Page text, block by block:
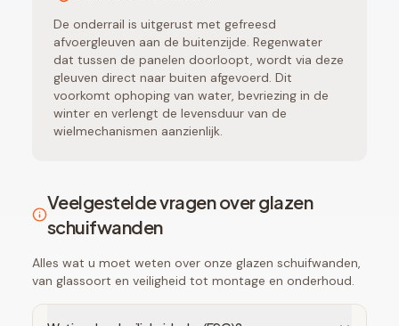
De onderrail is uitgerust met gefreesd
afvoergleuven aan de buitenzijde. Regenwater
dat tussen de panelen doorloopt, wordt via deze
gleuven direct naar buiten afgevoerd. Dit
voorkomt ophoping van water, bevriezing in de
winter en verlengt de levensduur van de
wielmechanismen aanzienlijk.
Veelgestelde vragen over glazen
schuifwanden
Alles wat u moet weten over onze glazen schuifwanden,
van glassoort en veiligheid tot montage en onderhoud.